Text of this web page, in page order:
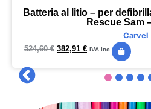
Batteria al litio – per
Rescue Sam
Carvel
524,60€ 382,91 € IVA inc.